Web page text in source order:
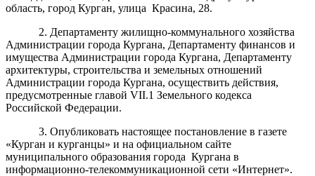
область, город Курган, улица Красина, 28.
2. Департаменту жилищно-коммунального хозяйства
Администрации города Кургана, Департаменту финансов и
имущества Администрации города Кургана, Департаменту
архитектуры, строительства и земельных отношений
Администрации города Кургана, осуществить действия,
предусмотренные главой VII.1 Земельного кодекса
Российской Федерации.
3. Опубликовать настоящее постановление в газете
«Курган и курганцы» и на официальном сайте
муниципального образования города Кургана в
информационно-телекоммуникационной сети «Интернет».